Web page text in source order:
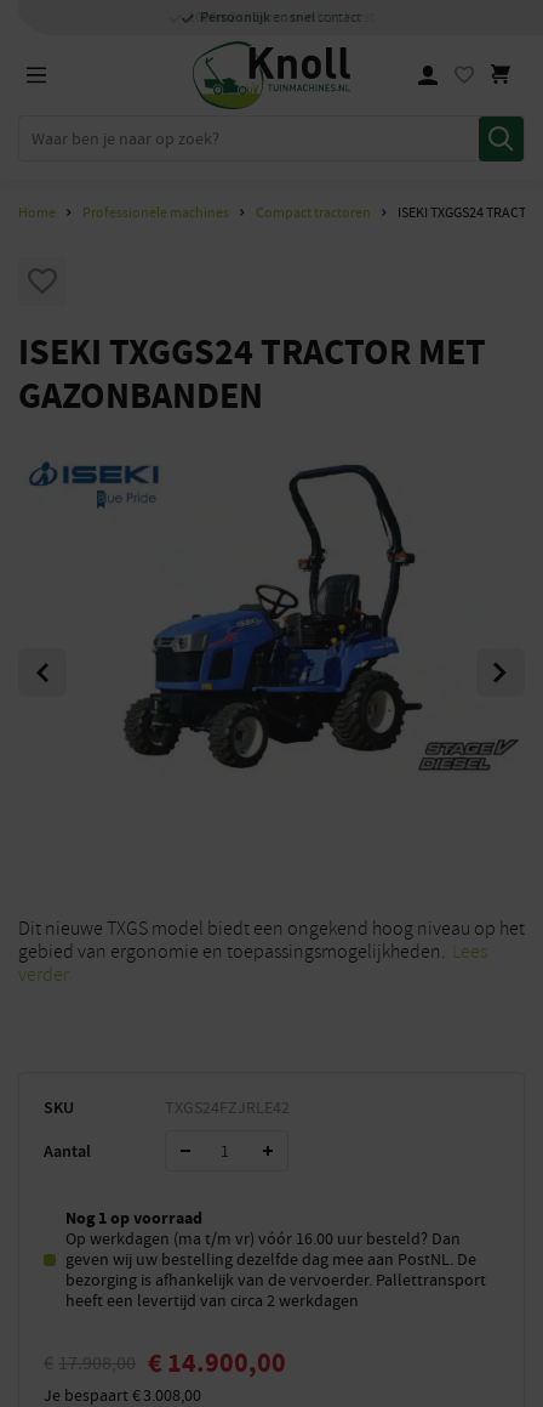
Specialistenmet kennis van zaken
1000m2showroom in Staphorst
Persoonlijk en snel contact
Home Professionele machines Compact tractoren ISEKI TXGGS24
ISEKI TXGGS24 TRACTOR MET
GAZONBANDEN
Previous Next
Dit nieuwe TXGS model biedt een ongekend hoog niveau op het
gebied van ergonomie en toepassingsmogelijkheden. Lees
verder
SKU TXGS24FZJRLE42
Aantal
Nog 1 op voorraad
Op werkdagen (ma t/m vr) vóór 16.00 uur besteld? Dan
geven wij uw bestelling dezelfde dag mee aan PostNL. De
bezorging is afhankelijk van de vervoerder. Pallettransport
heeft een levertijd van circa 2 werkdagen
€ 17.908,00 € 14.900,00
Je bespaart€3.008,00